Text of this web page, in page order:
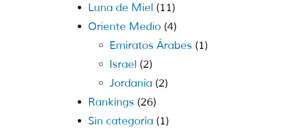
Luna de Miel (11)
Oriente Medio (4)
Emiratos Árabes (1)
Israel (2)
Jordania (2)
Rankings (26)
Sin categoría (1)